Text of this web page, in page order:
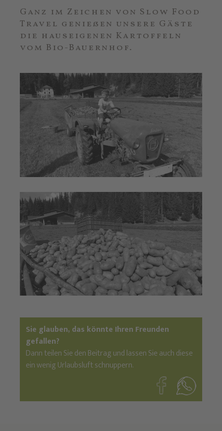
Ganz im Zeichen von Slow Food
Travel genießen unsere Gäste
die hauseigenen Kartoffeln
vom Bio-Bauernhof.
Sie glauben, das könnte Ihren Freunden
gefallen?
Dann teilen Sie den Beitrag und lassen Sie auch diese
ein wenig Urlaubsluft schnuppern.